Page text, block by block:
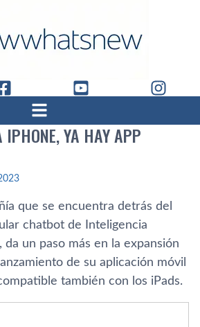
YA HAY APP
que se encuentra detrás del
chatbot de Inteligencia
un paso más en la expansión
de su aplicación móvil
también con los iPads.